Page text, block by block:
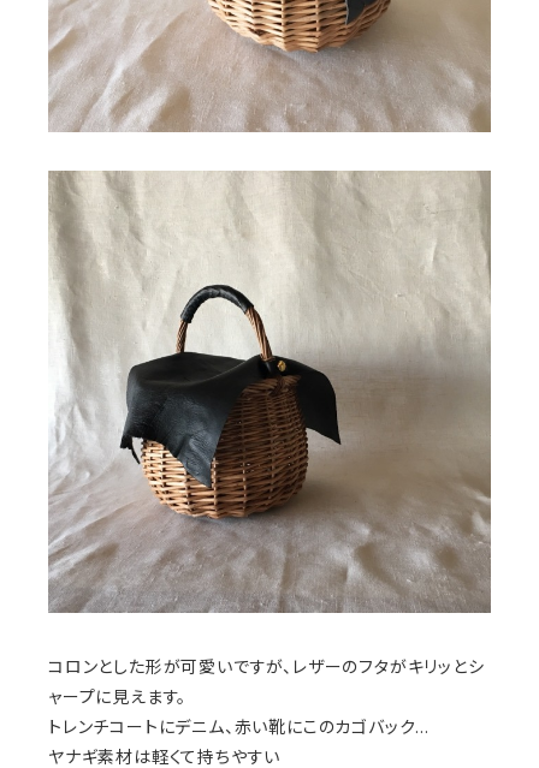
コロンとした形が可愛いですが、レザーのフタがキリッとシ
ャープに見えます。
トレンチコートにデニム、赤い靴にこのカゴバック...
ヤナギ素材は軽くて持ちやすい